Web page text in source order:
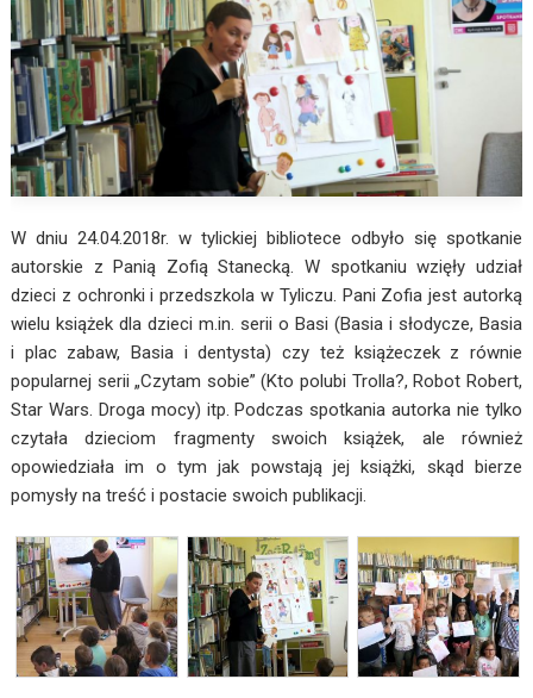
W dniu 24.04.2018r. w tylickiej bibliotece odbyło się spotkanie
autorskie z Panią Zofią Stanecką. W spotkaniu wzięły udział
dzieci z ochronki i przedszkola w Tyliczu. Pani Zofia jest autorką
wielu książek dla dzieci m.in. serii o Basi (Basia i słodycze, Basia
i plac zabaw, Basia i dentysta) czy też książeczek z równie
popularnej serii „Czytam sobie” (Kto polubi Trolla?, Robot Robert,
Star Wars. Droga mocy) itp. Podczas spotkania autorka nie tylko
czytała dzieciom fragmenty swoich książek, ale również
opowiedziała im o tym jak powstają jej książki, skąd bierze
pomysły na treść i postacie swoich publikacji.